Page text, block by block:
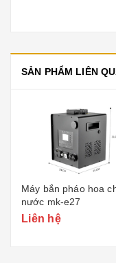
SẢN PHẨM LIÊN
Máy bắn pháo hoa
nước mk-e27
Liên hệ